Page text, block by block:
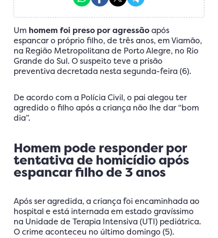
Um homem foi preso por agressãoapós
espancar o próprio filho, de três anos, em Viamão,
na Região Metropolitana de Porto Alegre, no Rio
Grande do Sul. O suspeito teve a prisão
preventiva decretada nesta segunda-feira (6).
De acordo com a Polícia Civil, o pai alegou ter
agredido o filho após a criança não lhe dar “bom
dia”.
Homem pode responder por
tentativa de homicídio após
espancar filho de 3 anos
Após ser agredida, a criança foi encaminhada ao
hospital e está internada em estado gravíssimo
na Unidade de Terapia Intensiva (UTI) pediátrica.
O crime aconteceu no último domingo (5).